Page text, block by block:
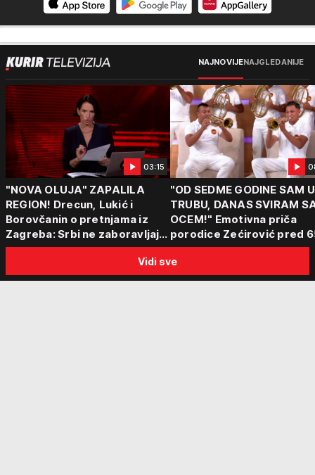
NAJNOVIJENAJGLEDANIJE
03:15
"NOVA OLUJA" ZAPALILA
REGION! Drecun, Lukić i
Borovčanin o pretnjama iz
Zagreba: Srbi ne zaboravljaju
progon
"OD SEDME GODINE SAM
TRUBU, DANAS SVIRAM
OCEM!" Emotivna priča
porodice Zećirović pred
Sabor trubača u Guči
Vidi sve